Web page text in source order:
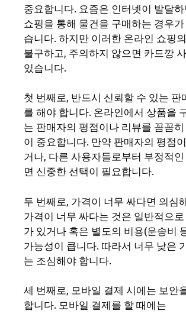
중요합니다. 요즘은 인터넷이 발달
쇼핑을 통해 물건을 구매하는 경우
습니다. 하지만 이러한 온라인 쇼핑
불구하고, 주의하지 않으면 카드깡
있습니다.
첫 번째로, 반드시 신뢰할 수 있는 판
를 해야 합니다. 온라인에서 상품을
는 판매자의 평점이나 리뷰를 꼼꼼
이 중요합니다. 만약 판매자의 평점
거나, 다른 사용자들로부터 부정적
면 신중한 선택이 필요합니다.
두 번째로, 가격이 너무 싸다면 의심
가격이 너무 싸다는 것은 일반적으
가 있거나 혹은 별도의 비용(운송비
가능성이 큽니다. 따라서 너무 낮은
는 조심해야 합니다.
세 번째로, 모바일 결제 시에는 보안
합니다. 모바일 결제를 할 때에는